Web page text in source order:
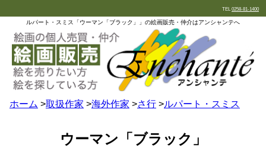
TEL 0258-81-1400
ルパート・スミス「ウーマン「ブラック」」の絵画販売・仲介はアンシャンテへ
ホーム >取扱作家 >海外作家 >さ行 >ルパート・スミス
ウーマン「ブラック」